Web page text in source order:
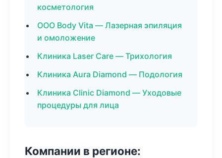
косметология
ООО Body Vita — Лазерная эпиляция
и омоложение
Клиника Laser Care — Трихология
Клиника Aura Diamond — Подология
Клиника Clinic Diamond — Уходовые
процедуры для лица
Компании в регионе: